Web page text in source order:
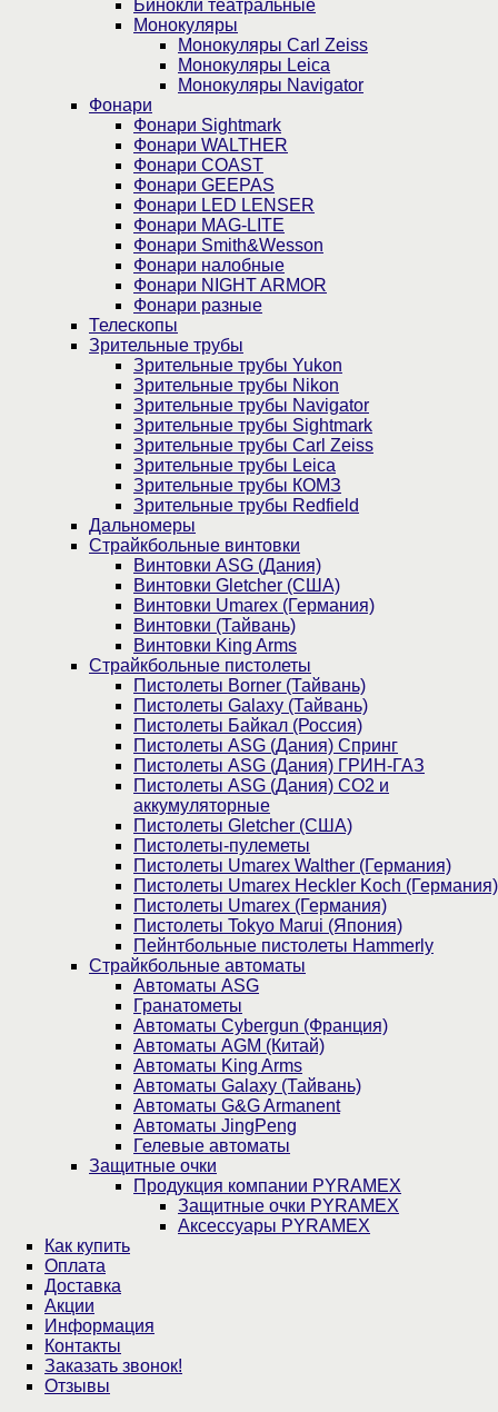
Бинокли театральные
Монокуляры
Монокуляры Carl Zeiss
Монокуляры Leica
Монокуляры Navigator
Фонари
Фонари Sightmark
Фонари WALTHER
Фонари COAST
Фонари GEEPAS
Фонари LED LENSER
Фонари MAG-LITE
Фонари Smith&Wesson
Фонари налобные
Фонари NIGHT ARMOR
Фонари разные
Телескопы
Зрительные трубы
Зрительные трубы Yukon
Зрительные трубы Nikon
Зрительные трубы Navigator
Зрительные трубы Sightmark
Зрительные трубы Carl Zeiss
Зрительные трубы Leica
Зрительные трубы КОМЗ
Зрительные трубы Redfield
Дальномеры
Страйкбольные винтовки
Винтовки ASG (Дания)
Винтовки Gletcher (США)
Винтовки Umarex (Германия)
Винтовки (Тайвань)
Винтовки King Arms
Страйкбольные пистолеты
Пистолеты Borner (Тайвань)
Пистолеты Galaxy (Тайвань)
Пистолеты Байкал (Россия)
Пистолеты ASG (Дания) Спринг
Пистолеты ASG (Дания) ГРИН-ГАЗ
Пистолеты ASG (Дания) CO2 и
аккумуляторные
Пистолеты Gletcher (США)
Пистолеты-пулеметы
Пистолеты Umarex Walther (Германия)
Пистолеты Umarex Heckler Koch (Германия)
Пистолеты Umarex (Германия)
Пистолеты Tokyo Marui (Япония)
Пейнтбольные пистолеты Hammerly
Страйкбольные автоматы
Автоматы ASG
Гранатометы
Автоматы Cybergun (Франция)
Автоматы AGM (Китай)
Автоматы King Arms
Автоматы Galaxy (Тайвань)
Автоматы G&G Armanent
Автоматы JingPeng
Гелевые автоматы
Защитные очки
Продукция компании PYRAMEX
Защитные очки PYRAMEX
Аксессуары PYRAMEX
Как купить
Оплата
Доставка
Акции
Информация
Контакты
Заказать звонок!
Отзывы